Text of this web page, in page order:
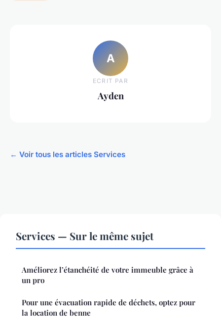
A
ECRIT PAR
Ayden
← Voir tous les articles Services
Services — Sur le même sujet
Améliorez l’étanchéité de votre immeuble grâce à
un pro
Pour une évacuation rapide de déchets, optez pour
la location de benne